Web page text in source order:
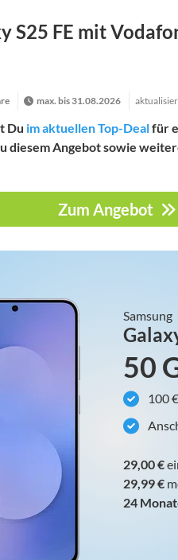
S25 FE mit
max. bis 31.08.2026
Du im aktuellen Top-Dealfür
diesem Angebot sowie
Zum Angebot
Samsung
50
100
29,00 €
29,99 €
24